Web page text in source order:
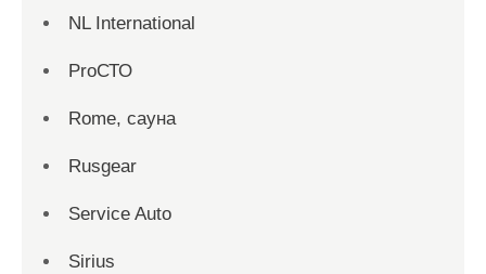
NL International
ProСТО
Rome, сауна
Rusgear
Service Auto
Sirius